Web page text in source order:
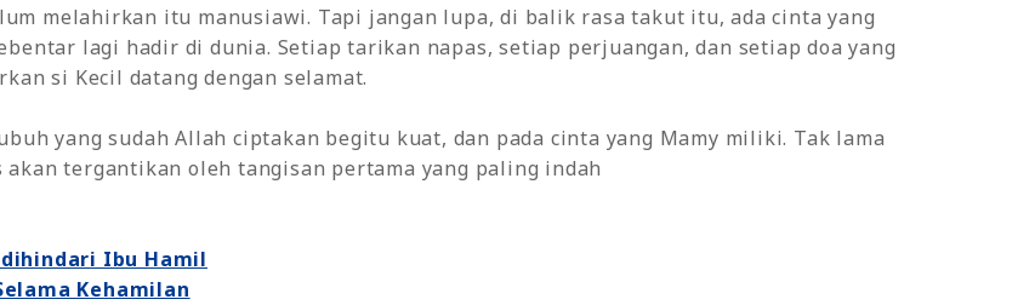
melahirkan itu manusiawi. Tapi jangan lupa, di balik rasa takut itu, ada cinta yang
lagi hadir di dunia. Setiap tarikan napas, setiap perjuangan, dan setiap doa yang
si Kecil datang dengan selamat.
yang sudah Allah ciptakan begitu kuat, dan pada cinta yang Mamy miliki. Tak lama
akan tergantikan oleh tangisan pertama yang paling indah
Ibu Hamil
Kehamilan